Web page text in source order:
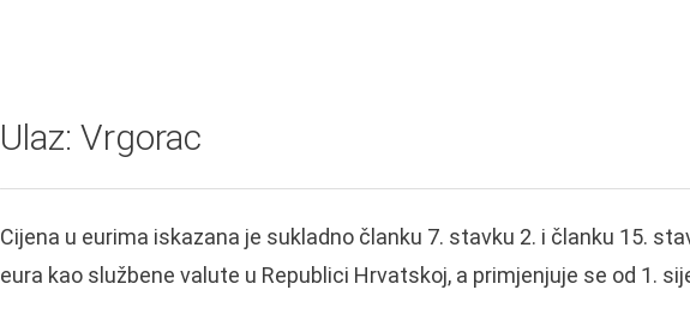
Ulaz: Vrgorac
Cijena u eurima iskazana je sukladno članku 7. stavku 2. i članku 15.
eura kao službene valute u Republici Hrvatskoj, a primjenjuje se od 1.